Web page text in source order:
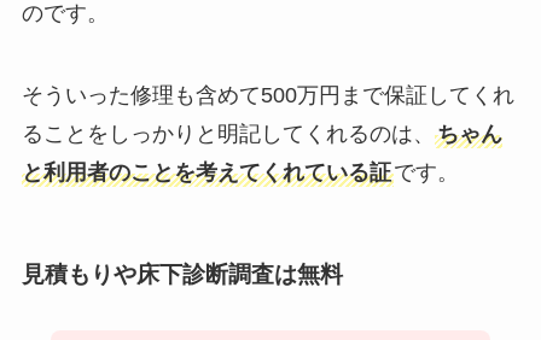
のです。
そういった修理も含めて500万円まで保証してくれ
ることをしっかりと明記してくれるのは、 ちゃん
と利用者のことを考えてくれている証です。
見積もりや床下診断調査は無料